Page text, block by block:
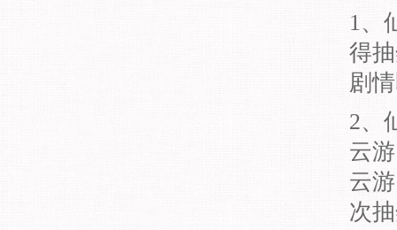
1、
得
剧
2、
云
云
次